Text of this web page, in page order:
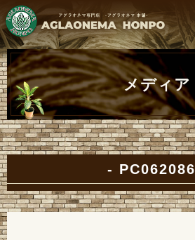
メディア
PC062086